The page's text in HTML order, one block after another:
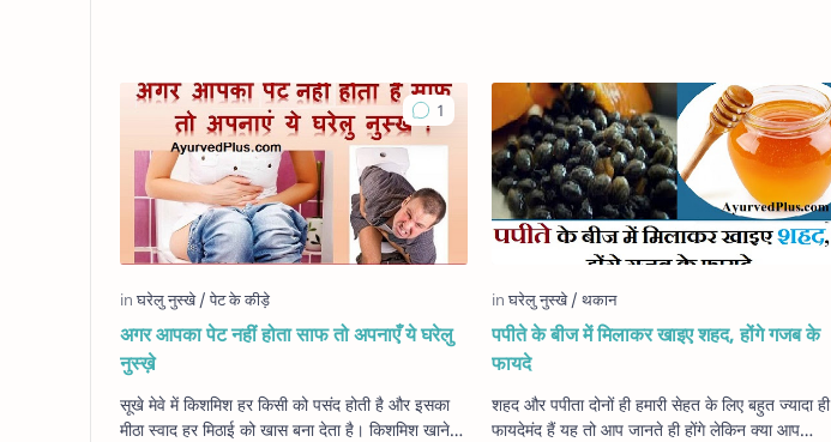
अगर आपका पेट नहीं होता साफ तो अपनाएँ ये घरेलु
नुस्ख़े
सूखे मेवे में किशमिश हर किसी को पसंद होती है और इसका
मीठा स्वाद हर मिठाई को खास बना देता है। किशमिश खाने के
पपीते के बीज में मिलाकर खाइए शहद, होंगे गजब के
फायदे
शहद और पपीता दोनों ही हमारी सेहत के लिए बहुत ज्यादा ही
फायदेमंद हैं यह तो आप जानते ही होंगे लेकिन क्या आप